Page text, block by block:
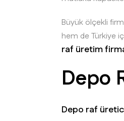
Büyük ölçekli
hem de Türkiye
raf üretim
Depo
Depo raf